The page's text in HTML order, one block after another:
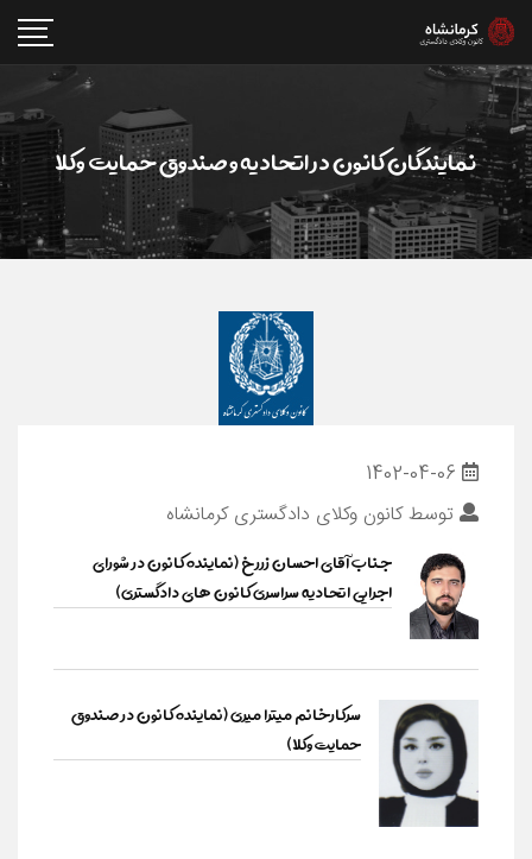
نمایندگان کانون در اتحادیه و صندوق حمایت وکلا
توسطکانون وکلای دادگستری کرمانشاه
جناب آقای احسان زررخ (نماینده کانون در شورای
اجرایی اتحادیه سراسری کانون های دادگستری)
سرکارخانم میترا میری (نماینده کانون در صندوق
حمایت وکلا)